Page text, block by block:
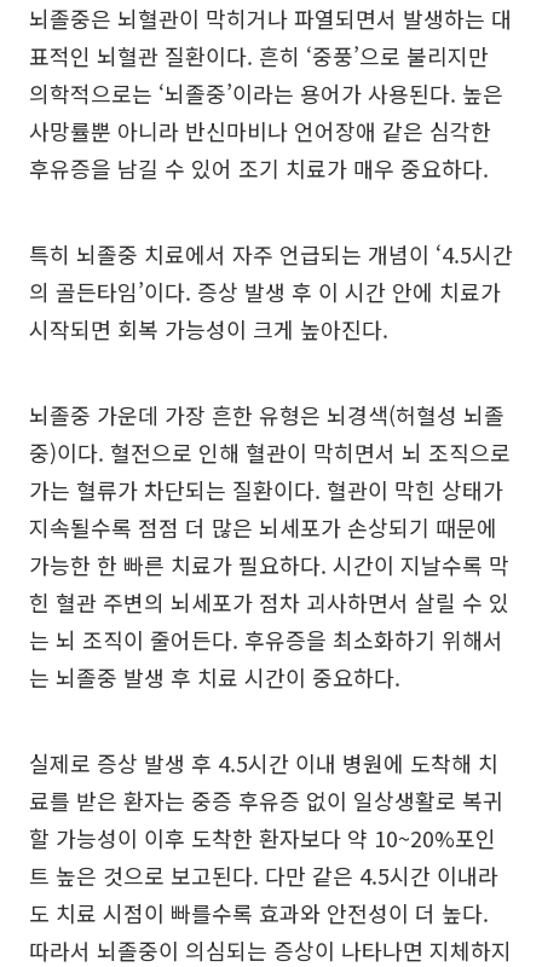
뇌졸중은 뇌혈관이 막히거나 파열되면서 발생하는 대
표적인 뇌혈관 질환이다. 흔히 ‘중풍’으로 불리지만
의학적으로는 ‘뇌졸중’이라는 용어가 사용된다. 높은
사망률뿐 아니라 반신마비나 언어장애 같은 심각한
후유증을 남길 수 있어 조기 치료가 매우 중요하다.
특히 뇌졸중 치료에서 자주 언급되는 개념이 ‘4.5시간
의 골든타임’이다. 증상 발생 후 이 시간 안에 치료가
시작되면 회복 가능성이 크게 높아진다.
뇌졸중 가운데 가장 흔한 유형은 뇌경색(허혈성 뇌졸
중)이다. 혈전으로 인해 혈관이 막히면서 뇌 조직으로
가는 혈류가 차단되는 질환이다. 혈관이 막힌 상태가
지속될수록 점점 더 많은 뇌세포가 손상되기 때문에
가능한 한 빠른 치료가 필요하다. 시간이 지날수록 막
힌 혈관 주변의 뇌세포가 점차 괴사하면서 살릴 수 있
는 뇌 조직이 줄어든다. 후유증을 최소화하기 위해서
는 뇌졸중 발생 후 치료 시간이 중요하다.
실제로 증상 발생 후 4.5시간 이내 병원에 도착해 치
료를 받은 환자는 중증 후유증 없이 일상생활로 복귀
할 가능성이 이후 도착한 환자보다 약 10~20%포인
트 높은 것으로 보고된다. 다만 같은 4.5시간 이내라
도 치료 시점이 빠를수록 효과와 안전성이 더 높다.
따라서 뇌졸중이 의심되는 증상이 나타나면 지체하지